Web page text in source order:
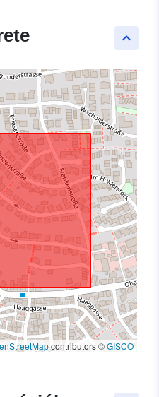
keyboard_arrow_up
contributors ©GISCO